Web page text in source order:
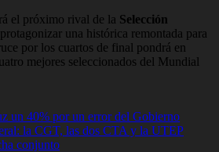
el próximo rival de la Selección
una histórica remontada para
por los cuartos de final pondrá en
mejores seleccionados del Mundial
un 40% por un error del Gobierno
la CGT, las dos CTA y la UTEP
conjunto